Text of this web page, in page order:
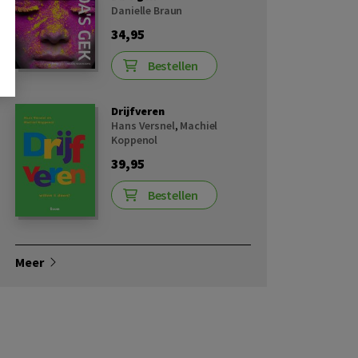
Danielle Braun
34,95
Bestellen
Drijfveren
Hans Versnel, Machiel
Koppenol
39,95
Bestellen
Meer